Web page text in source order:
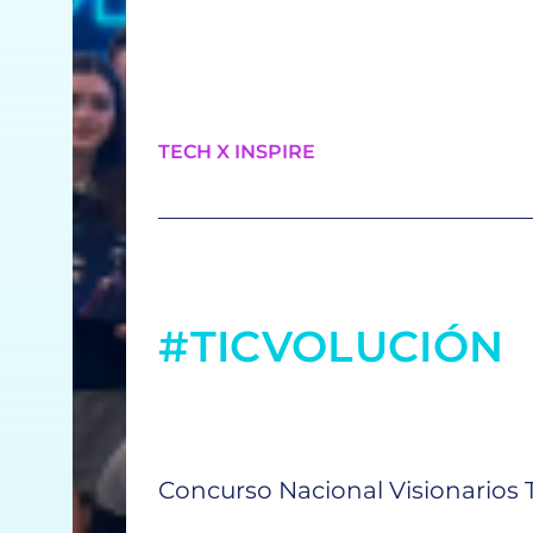
TECH X INSPIRE
#TICVOLUCIÓN
Concurso Nacional Visionarios